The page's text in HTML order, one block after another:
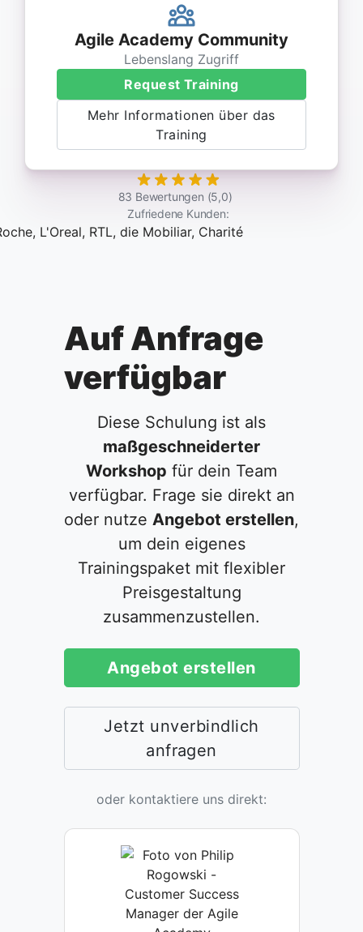
Agile Academy Community
Lebenslang Zugriff
Request Training
Mehr Informationen über das
Training
83 Bewertungen (5,0)
Zufriedene Kunden:
Auf Anfrage
verfügbar
Diese Schulung ist als
maßgeschneiderter
Workshop für dein Team
verfügbar. Frage sie direkt an
oder nutze Angebot erstellen,
um dein eigenes
Trainingspaket mit flexibler
Preisgestaltung
zusammenzustellen.
Angebot erstellen
Jetzt unverbindlich
anfragen
oder kontaktiere uns direkt: